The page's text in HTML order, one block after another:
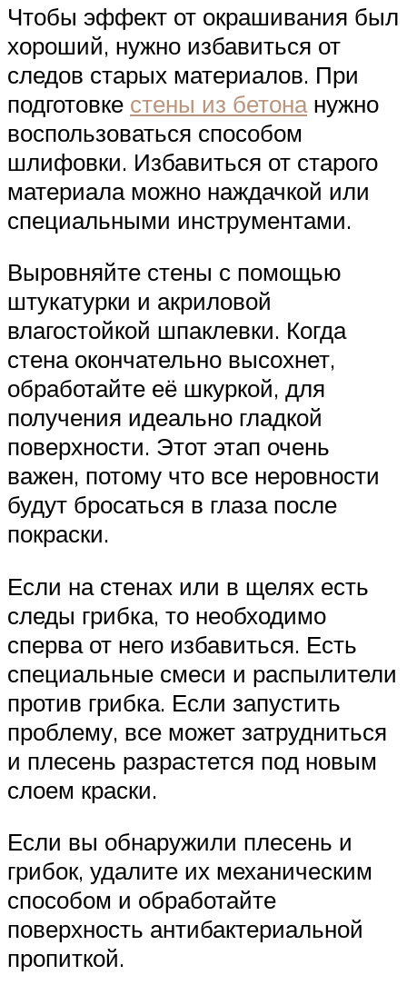
Чтобы эффект от окрашивания был
хороший, нужно избавиться от
следов старых материалов. При
подготовке стены из бетонанужно
воспользоваться способом
шлифовки. Избавиться от старого
материала можно наждачкой или
специальными инструментами.
Выровняйте стены с помощью
штукатурки и акриловой
влагостойкой шпаклевки. Когда
стена окончательно высохнет,
обработайте её шкуркой, для
получения идеально гладкой
поверхности. Этот этап очень
важен, потому что все неровности
будут бросаться в глаза после
покраски.
Если на стенах или в щелях есть
следы грибка, то необходимо
сперва от него избавиться. Есть
специальные смеси и распылители
против грибка. Если запустить
проблему, все может затрудниться
и плесень разрастется под новым
слоем краски.
Если вы обнаружили плесень и
грибок, удалите их механическим
способом и обработайте
поверхность антибактериальной
пропиткой.